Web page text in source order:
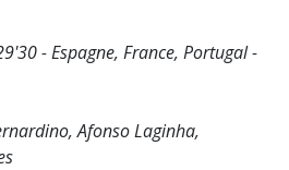
- Espagne, France, Portugal -
Afonso Laginha,